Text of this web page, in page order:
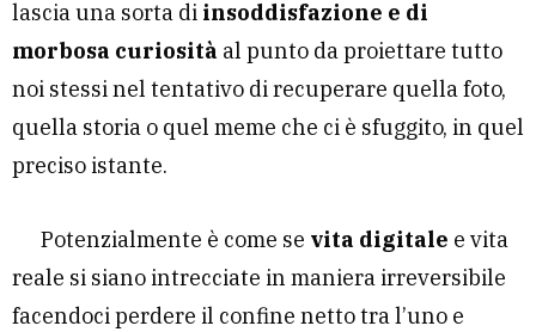
lascia una sorta di insoddisfazione e di
morbosa curiosità al punto da proiettare tutto
noi stessi nel tentativo di recuperare quella foto,
quella storia o quel meme che ci è sfuggito, in quel
preciso istante.
Potenzialmente è come se vita digitale e vita
reale si siano intrecciate in maniera irreversibile
facendoci perdere il confine netto tra l’uno e